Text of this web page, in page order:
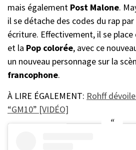
mais également Post Malone.
il se détache des codes du rap
écriture. Effectivement, il se place
et la Pop colorée, avec ce
un nouveau personnage sur la
francophone.
À LIRE ÉGALEMENT: Rohff
“GM10” [VIDÉO]